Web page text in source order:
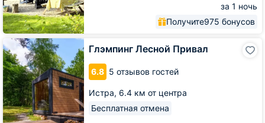
за 1 ночь
Получите975 бонусов
Глэмпинг Лесной Привал
6.8 5 отзывов гостей
Истра, 6.4 км от центра
Бесплатная отмена
Глэмпинг
Лесной
Привал